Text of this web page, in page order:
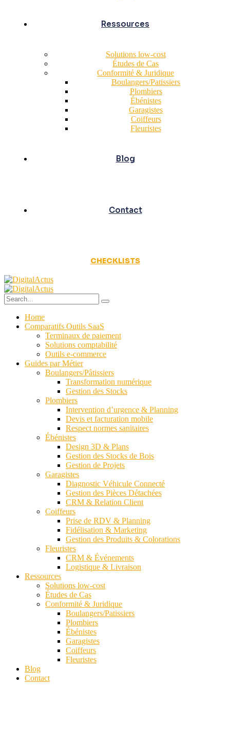
Ressources
Solutions low-cost
Études de Cas
Conformité & Juridique
Boulangers/Patissiers
Plombiers
Ébénistes
Garagistes
Coiffeurs
Fleuristes
Blog
Contact
CHECKLISTS
Home
Comparatifs Outils SaaS
Terminaux de paiement
Solutions comptabilité
Outils e-commerce
Guides par Métier
Boulangers/Pâtissiers
Transformation numérique
Gestion des Stocks
Plombiers
Intervention d’urgence & Planning
Devis et facturation mobile
Respect normes sanitaires
Ébénistes
Design 3D & Plans
Gestion des Stocks de Bois
Gestion de Projets
Garagistes
Diagnostic Véhicule Connecté
Gestion des Pièces Détachées
CRM & Relation Client
Coiffeurs
Prise de RDV & Planning
Fidélisation & Marketing
Gestion des Produits & Colorations
Fleuristes
CRM & Événements
Logistique & Livraison
Ressources
Solutions low-cost
Études de Cas
Conformité & Juridique
Boulangers/Patissiers
Plombiers
Ébénistes
Garagistes
Coiffeurs
Fleuristes
Blog
Contact